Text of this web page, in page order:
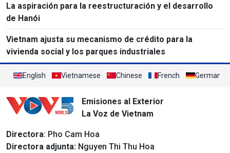
La aspiración para la reestructuración y el desarrollo
de Hanói
Vietnam ajusta su mecanismo de crédito para la
vivienda social y los parques industriales
English Vietnamese Chinese French German
Emisiones al Exterior
La Voz de Vietnam
Directora: Pho Cam Hoa
Directora adjunta: Nguyen Thi Thu Hoa